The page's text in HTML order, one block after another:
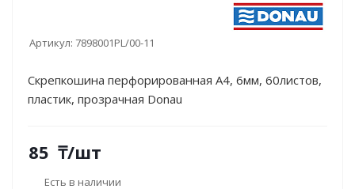
Артикул: 7898001PL/00-11
Скрепкошина перфорированная А4, 6мм, 60листов,
пластик, прозрачная Donau
85 ₸/шт
Есть в наличии